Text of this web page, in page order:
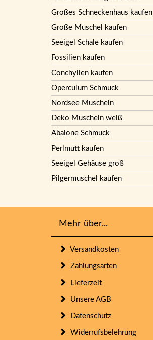
Großes Schneckenhaus kaufen
Große Muschel kaufen
Seeigel Schale kaufen
Fossilien kaufen
Conchylien kaufen
Operculum Schmuck
Nordsee Muscheln
Deko Muscheln weiß
Abalone Schmuck
Perlmutt kaufen
Seeigel Gehäuse groß
Pilgermuschel kaufen
Mehr über...
Versandkosten
Zahlungsarten
Lieferzeit
Unsere AGB
Datenschutz
Widerrufsbelehrung